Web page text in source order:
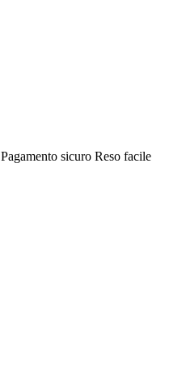
Pagamento sicuro Reso facile